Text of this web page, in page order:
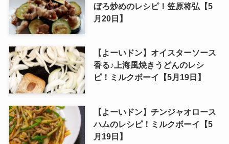
ぼろ炒めのレシピ！笠原将弘【5
月20日】
【よーいドン】オイスターソース
香る♪上海風焼きうどんのレシ
ピ！ミルクボーイ【5月19日】
【よーいドン】チンジャオロース
ハムのレシピ！ミルクボーイ【5
月19日】